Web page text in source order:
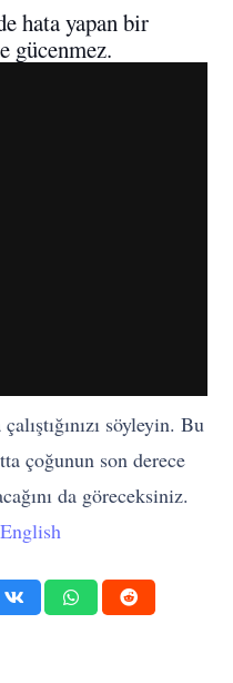
hata yapan bir
gücenmez.
söyleyin. Bu
çoğunun son derece
da göreceksiniz.
English